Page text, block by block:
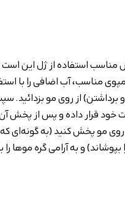
استفاده از ژل این
مناسب، آب اضافی را با
برداشتن) از روی مو بزدائید.
خود قرار داده و پس از پخش
مو پخش کنید (به گونه‌ای که
بپوشاند) و به آرامی گره موها را